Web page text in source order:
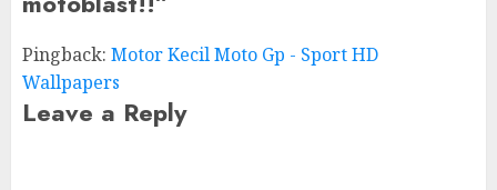
Pingback: Motor Kecil Moto Gp - Sport HD
Wallpapers
Leave a Reply